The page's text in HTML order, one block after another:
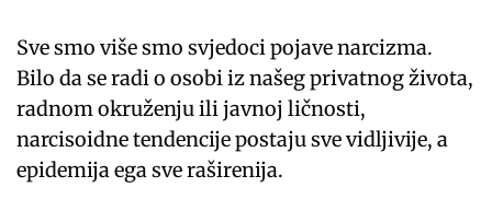
Sve smo više smo svjedoci pojave narcizma.
Bilo da se radi o osobi iz našeg privatnog života,
radnom okruženju ili javnoj ličnosti,
narcisoidne tendencije postaju sve vidljivije, a
epidemija ega sve raširenija.